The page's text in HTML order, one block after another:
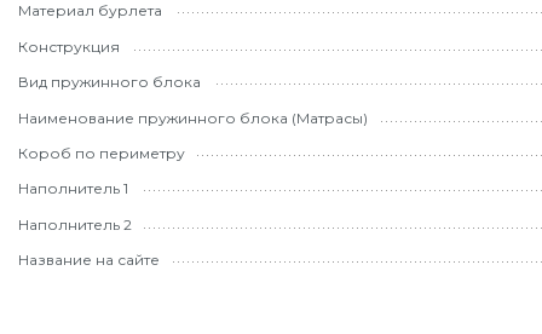
Материал бурлета
Конструкция
Вид пружинного блока
Наименование пружинного блока (Матрасы)
Короб по периметру
Наполнитель 1
Наполнитель 2
Название на сайте